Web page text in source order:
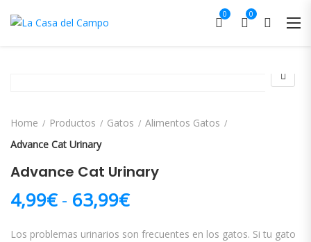
0 0
Home Productos Gatos
Alimentos Gatos
Advance Cat Urinary
Advance Cat Urinary
4,99€ - 63,99€Rango de precios:
Los problemas urinarios son frecuentes en los gatos. Si tu gato